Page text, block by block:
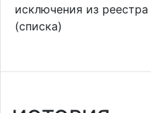
исключения из реестра
(списка)